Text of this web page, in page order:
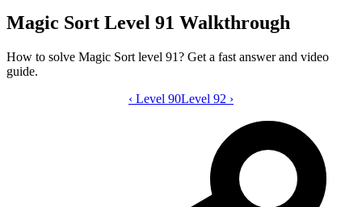
Magic Sort Level 91 Walkthrough
How to solve Magic Sort level 91? Get a fast answer and video
guide.
Magic Sort level 91 video guide
‹ Level 90Level 92 ›